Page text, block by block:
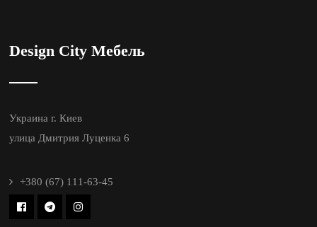
Design City Мебель
Украина г. Киев
улица Дмитрия Луценка 6
+380 (67) 111-63-45